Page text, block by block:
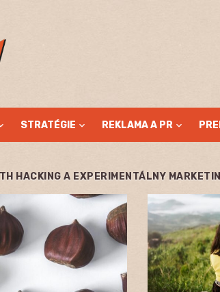
STRATÉGIE REKLAMA A PR
HACKING A EXPERIMENTÁLNY